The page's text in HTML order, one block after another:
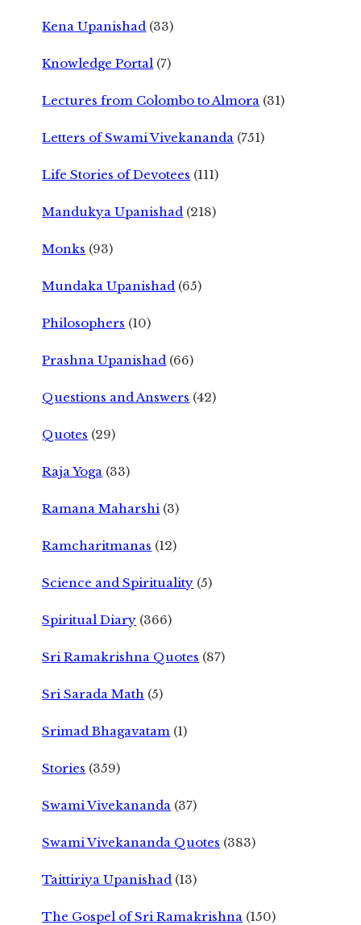
Kena Upanishad (33)
Knowledge Portal (7)
Lectures from Colombo to Almora (31)
Letters of Swami Vivekananda (751)
Life Stories of Devotees (111)
Mandukya Upanishad (218)
Monks (93)
Mundaka Upanishad (65)
Philosophers (10)
Prashna Upanishad (66)
Questions and Answers (42)
Quotes (29)
Raja Yoga (33)
Ramana Maharshi (3)
Ramcharitmanas (12)
Science and Spirituality (5)
Spiritual Diary (366)
Sri Ramakrishna Quotes (87)
Sri Sarada Math (5)
Srimad Bhagavatam (1)
Stories (359)
Swami Vivekananda (37)
Swami Vivekananda Quotes (383)
Taittiriya Upanishad (13)
The Gospel of Sri Ramakrishna (150)